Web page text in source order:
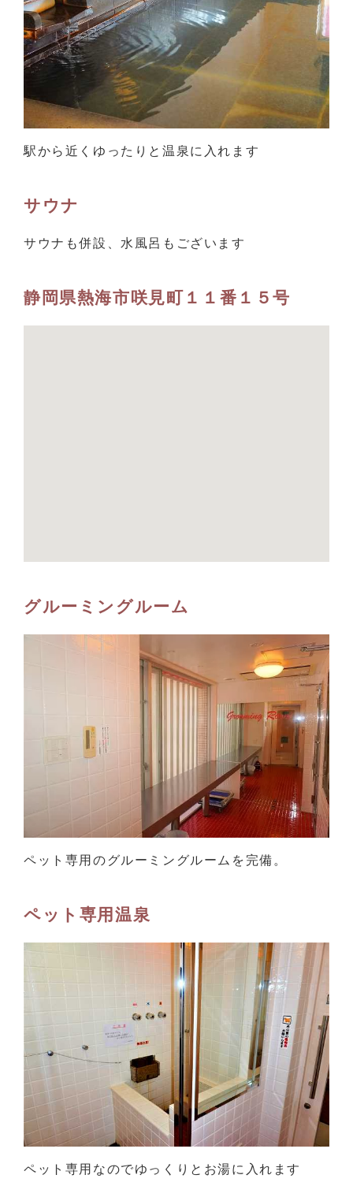
駅から近くゆったりと温泉に入れます
サウナ
サウナも併設、水風呂もございます
静岡県熱海市咲見町１１番１５号
グルーミングルーム
ペット専用のグルーミングルームを完備。
ペット専用温泉
ペット専用なのでゆっくりとお湯に入れます